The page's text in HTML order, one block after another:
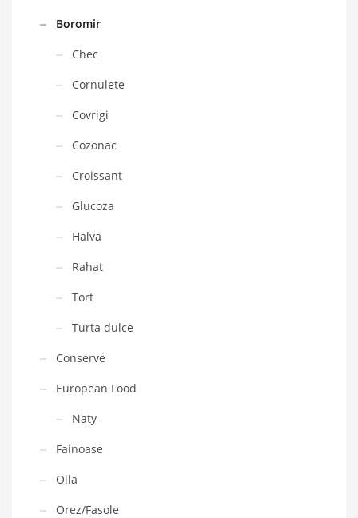
Boromir
Chec
Cornulete
Covrigi
Cozonac
Croissant
Glucoza
Halva
Rahat
Tort
Turta dulce
Conserve
European Food
Naty
Fainoase
Olla
Orez/Fasole